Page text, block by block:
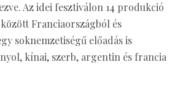
Az idei fesztiválon 14 produkció
Franciaországból és
soknemzetiségű előadás is
kínai, szerb, argentin és francia